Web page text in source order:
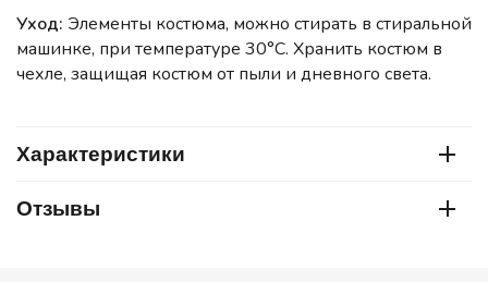
Уход: Элементы костюма, можно стирать в стиральной
машинке, при температуре 30°C. Хранить костюм в
чехле, защищая костюм от пыли и дневного света.
Характеристики
Отзывы